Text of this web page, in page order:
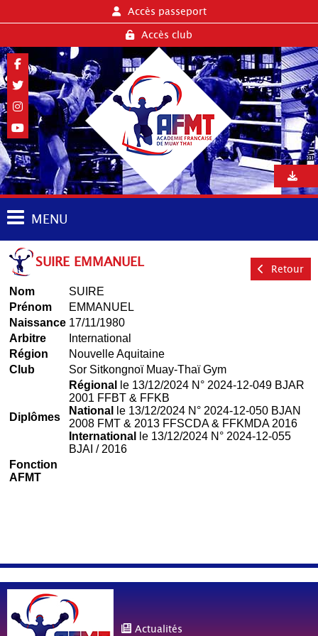
Accès passeport
Accès club
MENU
SUIRE EMMANUEL Retour
Nom
SUIRE
Prénom
EMMANUEL
Naissance 17/11/1980
Arbitre
International
Région
Nouvelle Aquitaine
Club
Sor Sitkongnoï Muay-Thaï Gym
Diplômes
Régional
le 13/12/2024 N° 2024-12-049 BJAR
2001 FFBT & FFKB
National
le 13/12/2024 N° 2024-12-050 BJAN
2008 FMT & 2013 FFSCDA & FFKMDA 2016
International
le 13/12/2024 N° 2024-12-055
BJAI / 2016
Fonction
AFMT
Actualités